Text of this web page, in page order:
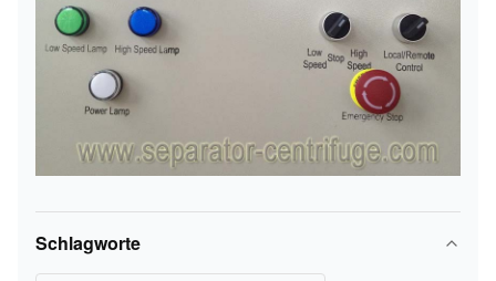
Schlagworte